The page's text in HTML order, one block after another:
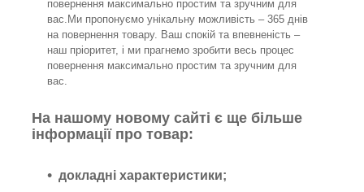
повернення максимально простим та зручним для
вас.Ми пропонуємо унікальну можливість – 365 днів
на повернення товару. Ваш спокій та впевненість –
наш пріоритет, і ми прагнемо зробити весь процес
повернення максимально простим та зручним для
вас.
На нашому новому сайті є ще більше
інформації про товар:
докладні характеристики;